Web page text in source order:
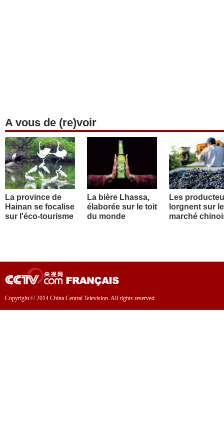
A vous de (re)voir
La province de
Hainan se focalise
sur l'éco-tourisme
La bière Lhassa,
élaborée sur le toit
du monde
Les
lorgnent sur le
marché
Copyright © 2014 China Central Television. All rights reserved.